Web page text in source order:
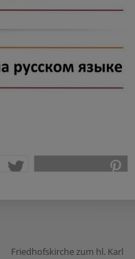
Friedhofskirche zum hl. Karl